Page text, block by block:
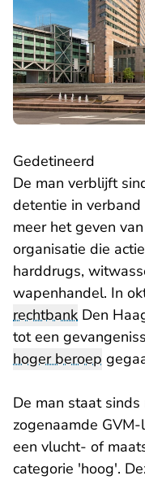
Gedetineerd
De man verblijft
detentie in
meer het geven
organisatie die
harddrugs,
wapenhandel. In
rechtbank Den
tot een
hoger beroep
De man staat
zogenaamde
een vlucht- of
categorie 'hoog'.